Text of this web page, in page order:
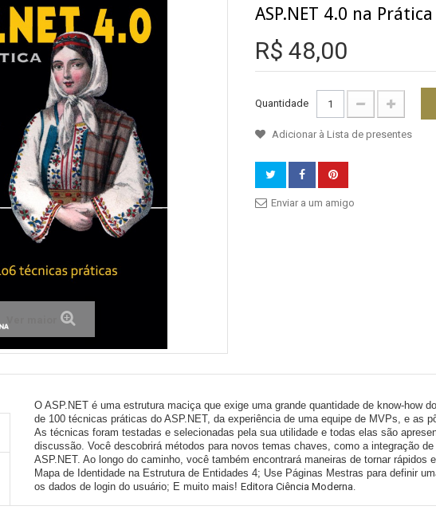
ASP.NET 4.0 na
R$ 48,00
Quantidade
Adicionar à Lista de presentes
Enviar a um amigo
O ASP.NET é uma estrutura maciça que exige uma grande quantidade de know-how
de 100 técnicas práticas do ASP.NET, da experiência de uma equipe de MVPs, e as
As técnicas foram testadas e selecionadas pela sua utilidade e todas elas são
discussão. Você descobrirá métodos para novos temas chaves, como a integração
ASP.NET. Ao longo do caminho, você também encontrará maneiras de tornar rápidos
Mapa de Identidade na Estrutura de Entidades 4; Use Páginas Mestras para definir
os dados de login do usuário; E muito mais! Editora Ciência Moderna.